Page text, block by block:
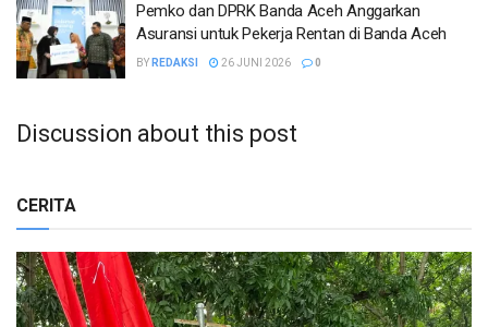
Pemko dan DPRK Banda Aceh Anggarkan
Asuransi untuk Pekerja Rentan di Banda Aceh
BY REDAKSI 26 JUNI 2026 0
Discussion about this post
CERITA